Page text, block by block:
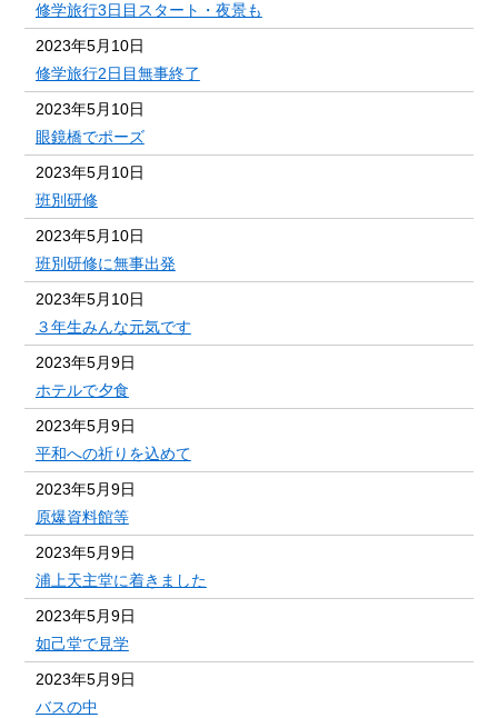
修学旅行3日目スタート・夜景も
2023年5月10日
修学旅行2日目無事終了
2023年5月10日
眼鏡橋でポーズ
2023年5月10日
班別研修
2023年5月10日
班別研修に無事出発
2023年5月10日
３年生みんな元気です
2023年5月9日
ホテルで夕食
2023年5月9日
平和への祈りを込めて
2023年5月9日
原爆資料館等
2023年5月9日
浦上天主堂に着きました
2023年5月9日
如己堂で見学
2023年5月9日
バスの中